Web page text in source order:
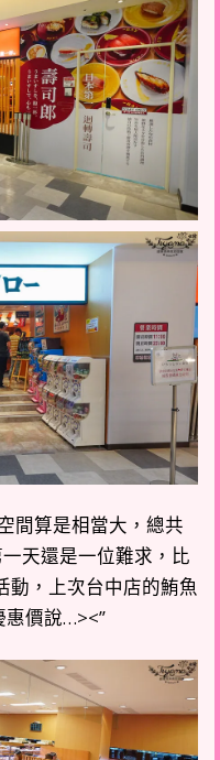
間算是相當大，總共
天還是一位難求，比
動，上次台中店的鮪魚
惠價說…><”